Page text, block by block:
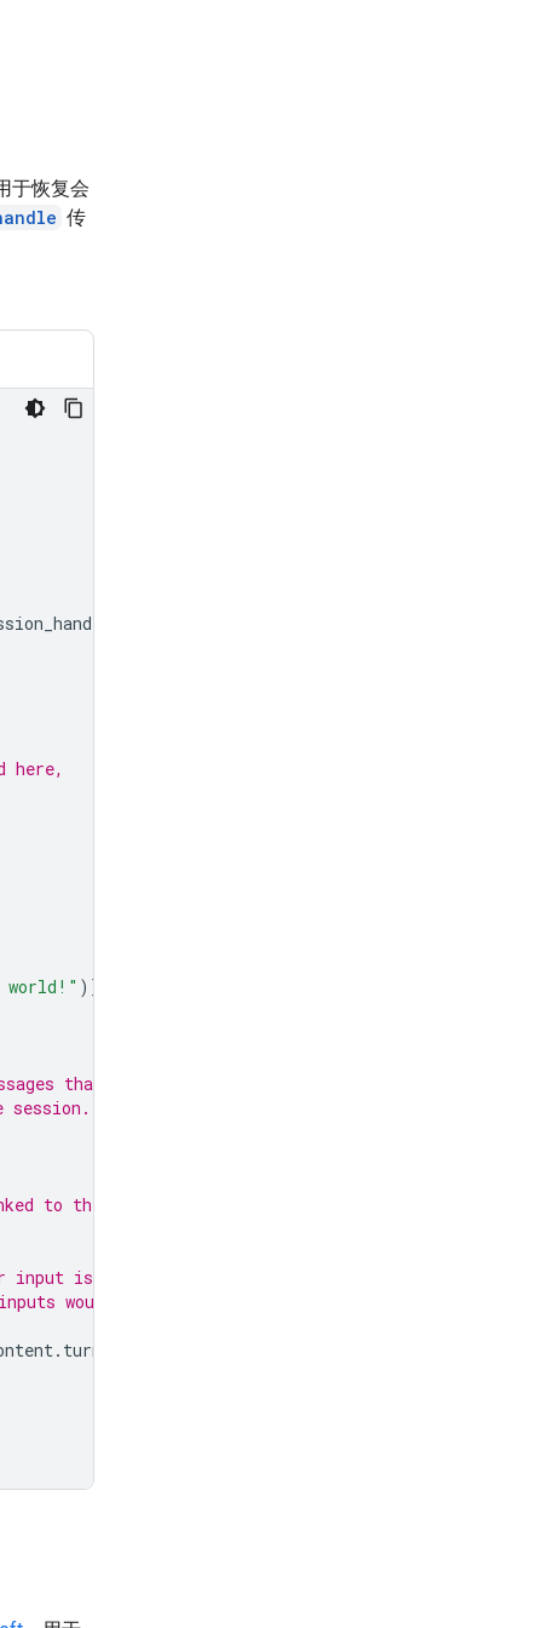
于恢复会
传
here,
world!" )]
that may
to the session.
input is continually fed
would come from
. turn_complete